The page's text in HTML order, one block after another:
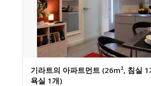
기라트의 아파트먼트 (26m², 침실
욕실 1개)